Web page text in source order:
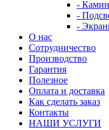
-
-
-
О нас
Сотрудничество
Производство
Гарантия
Полезное
Оплата и доставка
Как сделать заказ
Контакты
НАШИ УСЛУГИ